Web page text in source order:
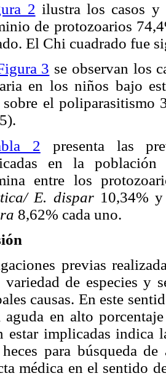
2 ilustra los casos y
de protozoarios
El Chi cuadrado fue
3 se observan los
en los niños bajo
sobre el
2 presenta las
en la población
entre los
E. dispar 10,34%
8,62% cada uno.
previas
variedad de especies y
causas. En este
aguda en alto
estar implicadas
para búsqueda
médica en el sentido